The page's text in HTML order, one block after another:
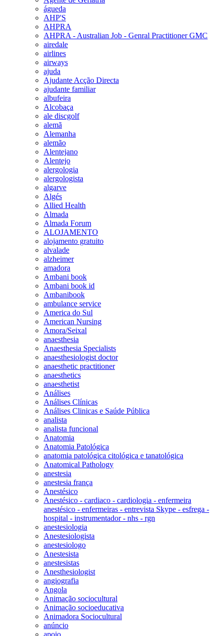
águeda
AHP'S
AHPRA
AHPRA - Australian Job - Genral Practitioner GMC
airedale
airlines
airways
ajuda
Ajudante Acção Directa
ajudante familiar
albufeira
Alcobaça
ale discgolf
alemã
Alemanha
alemão
Alentejano
Alentejo
alergologia
alergologista
algarve
Algés
Allied Health
Almada
Almada Forum
ALOJAMENTO
alojamento gratuito
alvalade
alzheimer
amadora
Ambani book
Ambani book id
Ambanibook
ambulance service
America do Sul
American Nursing
Amora/Seixal
anaesthesia
Anaesthesia Specialists
anaesthesiologist doctor
anaesthetic practitioner
anaesthetics
anaesthetist
Análises
Análises Clínicas
Análises Clinicas e Saúde Pública
analista
analista funcional
Anatomia
Anatomia Patológica
anatomia patológica citológica e tanatológica
Anatomical Pathology
anestesia
anestesia frança
Anestésico
Anestésico - cardiaco - cardiologia - enfermeira
anestésico - enfermeiras - entrevista Skype - esfrega -
hospital - instrumentador - nhs - rgn
anestesiologia
Anestesiologista
anestesiologo
Anestesista
anestesistas
Anesthesiologist
angiografia
Angola
Animação sociocultural
Animação socioeducativa
Animadora Sociocultural
anúncio
apoio